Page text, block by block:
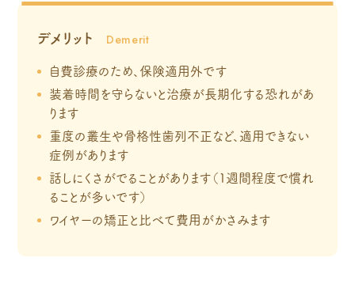
デメリット
自費診療のため、保険適用外です
装着時間を守らないと治療が長期化する恐れがあ
ります
重度の叢生や骨格性歯列不正など、適用できない
症例があります
話しにくさがでることがあります（1週間程度で慣れ
ることが多いです）
ワイヤーの矯正と比べて費用がかさみます